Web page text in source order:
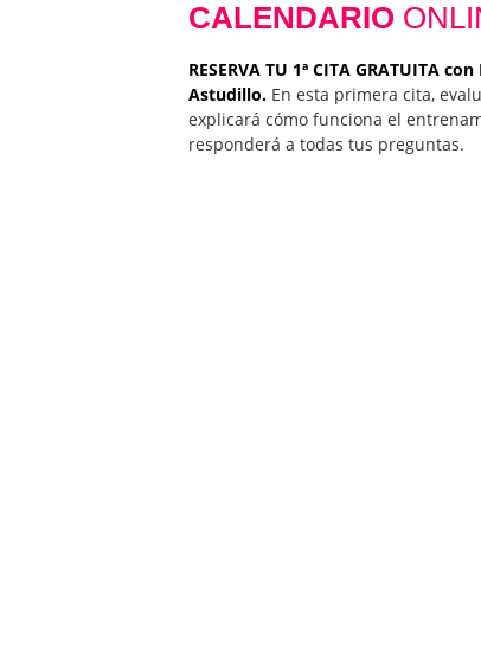
CALENDARIO
RESERVA TU 1ª CITA GRATUITA
Astudillo. En esta primera cita,
explicará cómo funciona el
responderá a todas tus preguntas.